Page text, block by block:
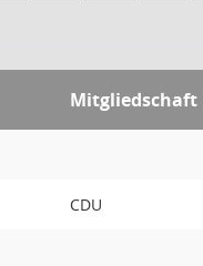
Mitgliedschaft
CDU